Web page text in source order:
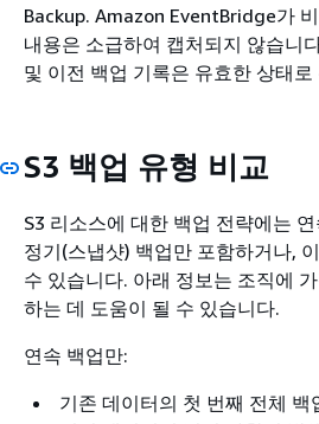
Backup. Amazon EventBridge가
내용은 소급하여 캡처되지 않습니
및 이전 백업 기록은 유효한 상태로
S3 백업 유형 비교
S3 리소스에 대한 백업 전략에는
정기(스냅샷) 백업만 포함하거나,
수 있습니다. 아래 정보는 조직에
하는 데 도움이 될 수 있습니다.
연속 백업만:
기존 데이터의 첫 번째 전체 백